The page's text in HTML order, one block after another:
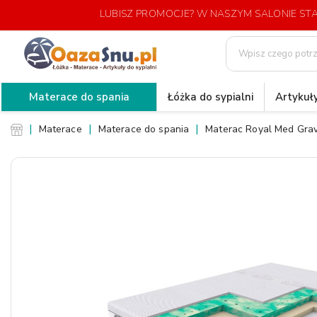
LUBISZ PROMOCJE? W NASZYM SALONIE
Materace do spania Łóżka do sypialni
Materace Materace do spania Materac Royal Med